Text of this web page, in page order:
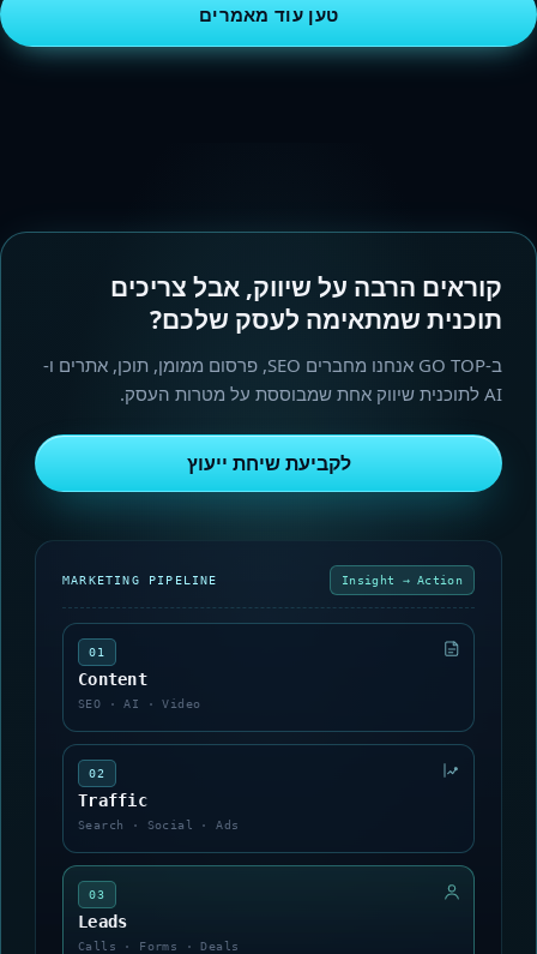
טען עוד מאמרים
קוראים הרבה על שיווק, אבל צריכים
תוכנית שמתאימה לעסק שלכם?
ב-GO TOP אנחנו מחברים SEO, פרסום ממומן, תוכן, אתרים ו-
AI לתוכנית שיווק אחת שמבוססת על מטרות העסק.
לקביעת שיחת ייעוץ
MARKETING PIPELINE Insight → Action
01
Content
SEO · AI · Video
02
Traffic
Search · Social · Ads
03
Leads
Calls · Forms · Deals